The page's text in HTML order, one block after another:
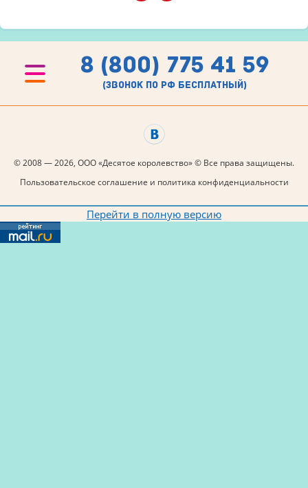
8 (800) 775 41 59
(звонок по рф бесплатный)
© 2008 — 2026, ООО «Десятое королевство» © Все права защищены.
Пользовательское соглашение и политика конфиденциальности
Перейти в полную версию